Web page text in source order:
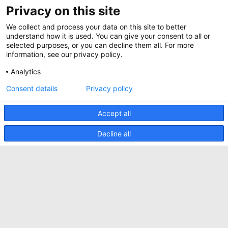
Whitepapers
Specification Tools
Jobs
News
Cases
Upcoming events
Contact us
Terms and conditions
CO2 awareness ladder
Politique de confidentialité
Signaler un incident de sécurité
Minkels utilise des cookies pour s'assurer que
vous avez la meilleure expérience possible sur
notre site web. Les cookies fonctionnels
assurent le bon fonctionnement du site web et
sont toujours utilisés. Minkels utilise également
des cookies analytiques, des cookies de médias
sociaux et des cookies pour la publicité et le
marketing.
Pour en savoir plus sur les différents types de
. Si vous ne souhaitez pas
accepter nos cookies (à l'exception des cookies
fonctionnels), cliquezici.
Privacy on this site
We collect and process your data on this site to better
understand how it is used. You can give your consent to all or
selected purposes, or you can decline them all. For more
information, see our privacy policy.
Analytics
Accept all
Decline all
Consent details Privacy policy